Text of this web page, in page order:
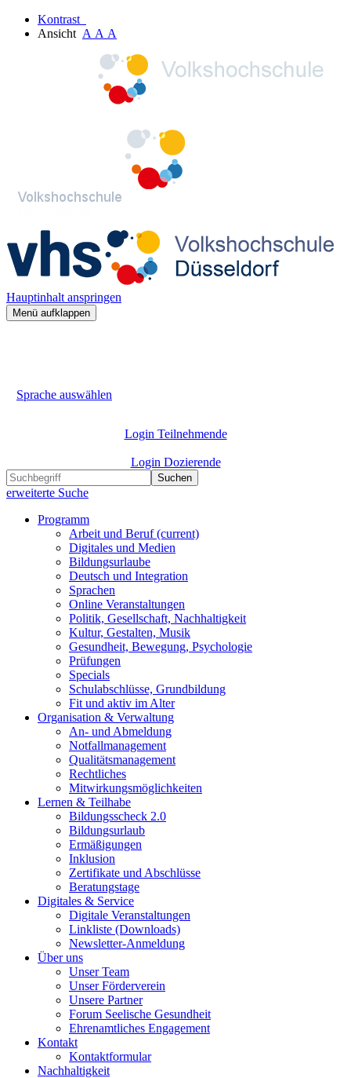
Kontrast
Ansicht A A A
Hauptinhalt anspringen
Menü aufklappen
Sprache auswählen
Login Teilnehmende
Login Dozierende
Suchen
erweiterte Suche
Programm
Arbeit und Beruf(current)
Digitales und Medien
Bildungsurlaube
Deutsch und Integration
Sprachen
Online Veranstaltungen
Politik, Gesellschaft, Nachhaltigkeit
Kultur, Gestalten, Musik
Gesundheit, Bewegung, Psychologie
Prüfungen
Specials
Schulabschlüsse, Grundbildung
Fit und aktiv im Alter
Organisation & Verwaltung
An- und Abmeldung
Notfallmanagement
Qualitätsmanagement
Rechtliches
Mitwirkungsmöglichkeiten
Lernen & Teilhabe
Bildungsscheck 2.0
Bildungsurlaub
Ermäßigungen
Inklusion
Zertifikate und Abschlüsse
Beratungstage
Digitales & Service
Digitale Veranstaltungen
Linkliste (Downloads)
Newsletter-Anmeldung
Über uns
Unser Team
Unser Förderverein
Unsere Partner
Forum Seelische Gesundheit
Ehrenamtliches Engagement
Kontakt
Kontaktformular
Nachhaltigkeit